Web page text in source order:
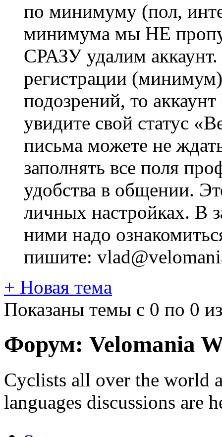
по минимуму (пол,
минимума мы НЕ
СРАЗУ удалим
регистрации
подозрений, то
увидите свой статус
письма можете не
заполнять все поля
удобства в общении.
личных настройках. В
ними надо
пишите:
+ Новая тема
Показаны темы с 0 по 0
Форум: Velomania
Cyclists all over the world
languages discussions are